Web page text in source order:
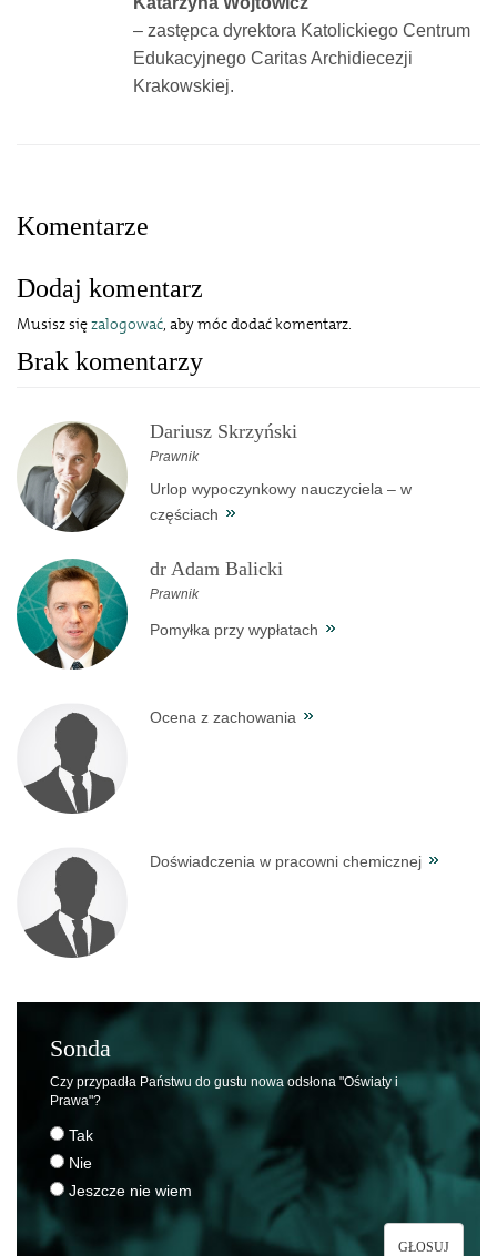
– zastępca dyrektora Katolickiego Centrum
Edukacyjnego Caritas Archidiecezji
Krakowskiej.
Komentarze
Dodaj komentarz
Musisz sięzalogować, aby móc dodać komentarz.
Brak komentarzy
Dariusz Skrzyński
Prawnik
Urlop wypoczynkowy nauczyciela – w
częściach
dr Adam Balicki
Prawnik
Pomyłka przy wypłatach
Ocena z zachowania
Doświadczenia w pracowni chemicznej
Sonda
Czy przypadła Państwu do gustu nowa odsłona "Oświaty i
Prawa"?
Tak
Nie
Jeszcze nie wiem
GŁOSUJ